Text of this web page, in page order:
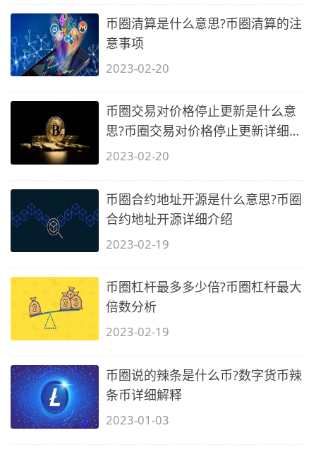
币圈清算是什么意思?币圈清算的注
意事项
2023-02-20
币圈交易对价格停止更新是什么意
思?币圈交易对价格停止更新详细介
绍
2023-02-20
币圈合约地址开源是什么意思?币圈
合约地址开源详细介绍
2023-02-19
币圈杠杆最多多少倍?币圈杠杆最大
倍数分析
2023-02-19
币圈说的辣条是什么币?数字货币辣
条币详细解释
2023-01-03